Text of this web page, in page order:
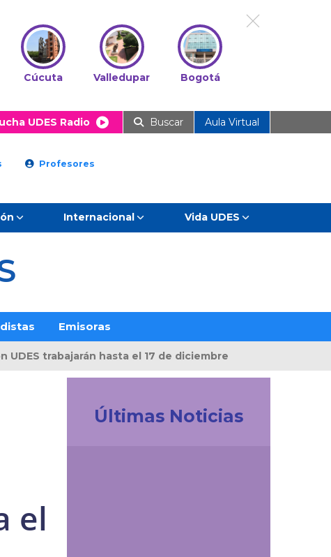
Cúcuta Valledupar Bogotá
UDES Radio Buscar Aula Virtual
Profesores
Internacional Vida UDES
Emisoras
trabajarán hasta el 17 de diciembre
el
Últimas Noticias